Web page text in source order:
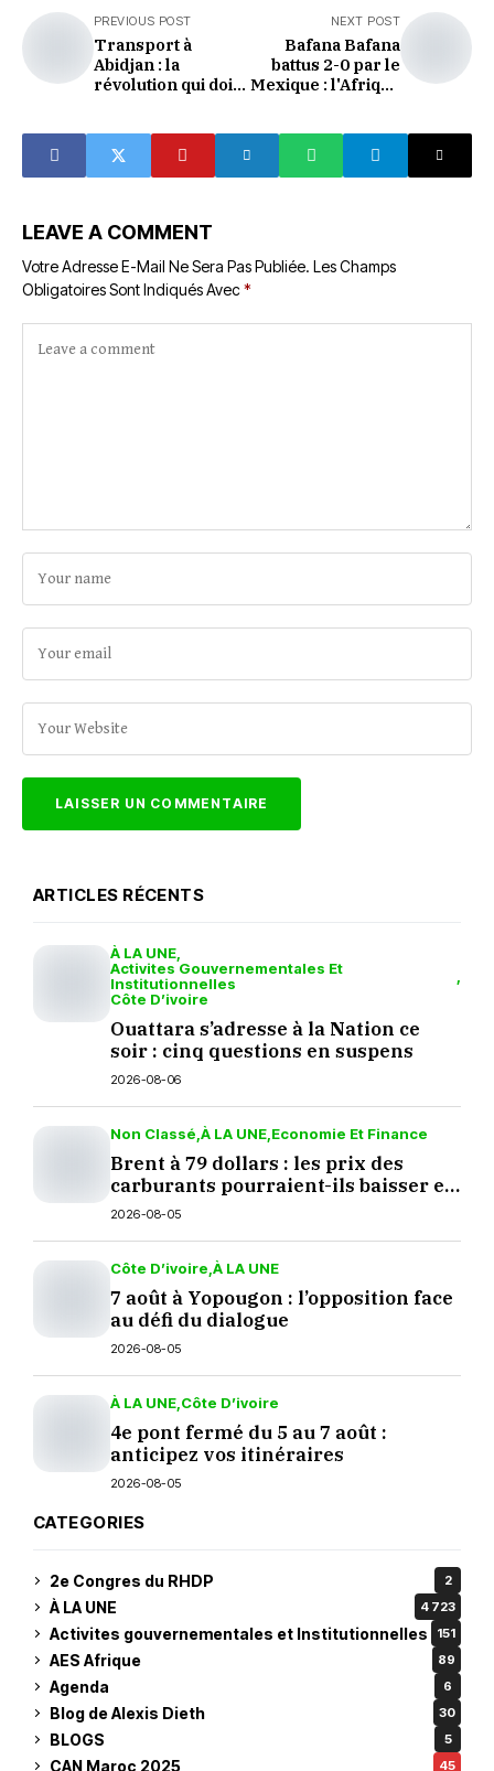
PREVIOUS POST
Transport à
Abidjan : la
révolution qui doit
déplace
NEXT POST
Bafana Bafana
battus 2-0 par le
Mexique : l'Afrique
LEAVE A COMMENT
Votre Adresse E-Mail Ne Sera Pas Publiée. Les Champs
Obligatoires Sont Indiqués Avec*
ARTICLES RÉCENTS
À LA UNE
Activites Gouvernementales Et
Institutionnelles
Côte D’ivoire
Ouattara s’adresse à la Nation ce
soir : cinq questions en suspens
2026-08-06
Non Classé À LA UNE Economie Et Finance
Brent à 79 dollars : les prix des
carburants pourraient-ils baisser en
septembre ?
2026-08-05
Côte D’ivoire À LA UNE
7 août à Yopougon : l’opposition face
au défi du dialogue
2026-08-05
À LA UNE Côte D’ivoire
4e pont fermé du 5 au 7 août :
anticipez vos itinéraires
2026-08-05
CATEGORIES
2e Congres du RHDP 2
À LA UNE 4 723
Activites gouvernementales et Institutionnelles 151
AES Afrique 89
Agenda 6
Blog de Alexis Dieth 30
BLOGS 5
CAN Maroc 2025 45